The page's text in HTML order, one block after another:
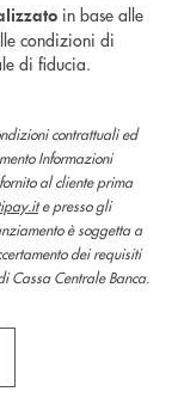
in base alle
condizioni di
di fiducia.
contrattuali ed
Informazioni
al cliente prima
e presso gli
è soggetta a
dei requisiti
Cassa Centrale Banca.